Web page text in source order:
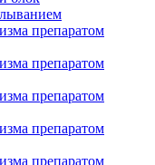
препаратом
препаратом
препаратом
препаратом
препаратом